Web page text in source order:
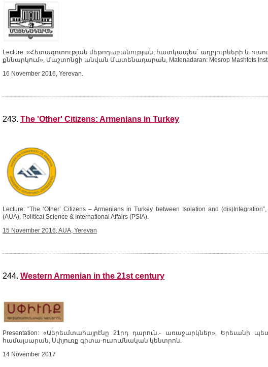
Lecture: «Հետազոտության մեթոդաբանության, հատկապես՝ աղբյուրների և
քննարկում», Մաշտոնցի անվան Մատենադարան, Matenadaran: Mesrop Mashtots
16 November 2016, Yerevan.
243. The 'Other' Citizens: Armenians in Turkey
Lecture: “The ‘Other’ Citizens – Armenians in Turkey between Isolation and
(AUA), Political Science & International Affairs (PSIA).
15 November 2016, AUA, Yerevan
244. Western Armenian in the 21st century
Presentation: «Աերեւմտահայրէնը 21րդ դարուն.- առաջարկներ», Երեւանի
համալսարան, Սփյուռք գիտա-ուսումնական կենտրոն.
14 November 2017